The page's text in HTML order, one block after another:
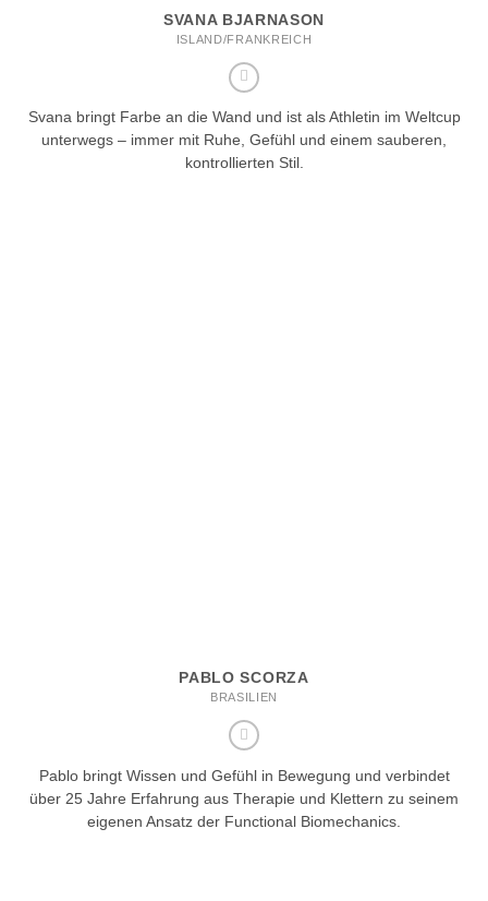
SVANA BJARNASON
ISLAND/FRANKREICH
Svana bringt Farbe an die Wand und ist als Athletin im Weltcup
unterwegs – immer mit Ruhe, Gefühl und einem sauberen,
kontrollierten Stil.
PABLO SCORZA
BRASILIEN
Pablo bringt Wissen und Gefühl in Bewegung und verbindet
über 25 Jahre Erfahrung aus Therapie und Klettern zu seinem
eigenen Ansatz der Functional Biomechanics.